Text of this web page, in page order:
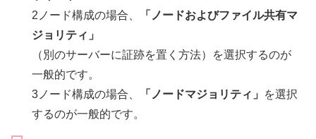
2ノード構成の場合、
「ノードおよびファイル共有マ
ジョリティ」
（別のサーバーに証跡を置く方法）を選択するのが
一般的です。
3ノード構成の場合、
「ノードマジョリティ」
を選択
するのが一般的です。